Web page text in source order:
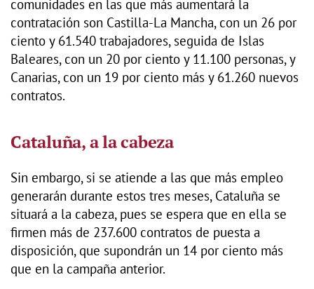
comunidades en las que más aumentará la
contratación son Castilla-La Mancha, con un 26 por
ciento y 61.540 trabajadores, seguida de Islas
Baleares, con un 20 por ciento y 11.100 personas, y
Canarias, con un 19 por ciento más y 61.260 nuevos
contratos.
Cataluña, a la cabeza
Sin embargo, si se atiende a las que más empleo
generarán durante estos tres meses, Cataluña se
situará a la cabeza, pues se espera que en ella se
firmen más de 237.600 contratos de puesta a
disposición, que supondrán un 14 por ciento más
que en la campaña anterior.